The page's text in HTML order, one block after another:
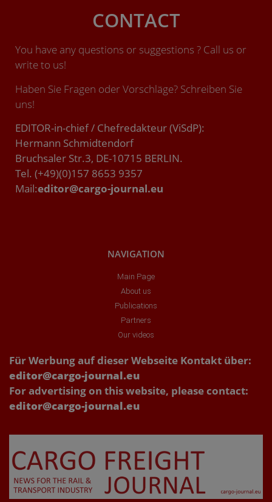
CONTACT
You have any questions or suggestions ? Call us or
write to us!
Haben Sie Fragen oder Vorschläge? Schreiben Sie
uns!
EDITOR-in-chief / Chefredakteur (ViSdP):
Hermann Schmidtendorf
Bruchsaler Str.3, DE-10715 BERLIN.
Tel. (+49)(0)157 8653 9357
Mail:editor@cargo-journal.eu
NAVIGATION
Main Page
About us
Publications
Partners
Our videos
Für Werbung auf dieser Webseite Kontakt über:
editor@cargo-journal.eu
For advertising on this website, please contact:
editor@cargo-journal.eu